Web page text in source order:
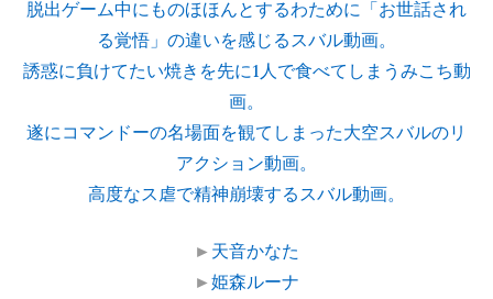
脱出ゲーム中にものほほんとするわために「お世話され
る覚悟」の違いを感じるスバル動画。
誘惑に負けてたい焼きを先に1人で食べてしまうみこち動
画。
遂にコマンドーの名場面を観てしまった大空スバルのリ
アクション動画。
高度なス虐で精神崩壊するスバル動画。
► 天音かなた
►姫森ルーナ